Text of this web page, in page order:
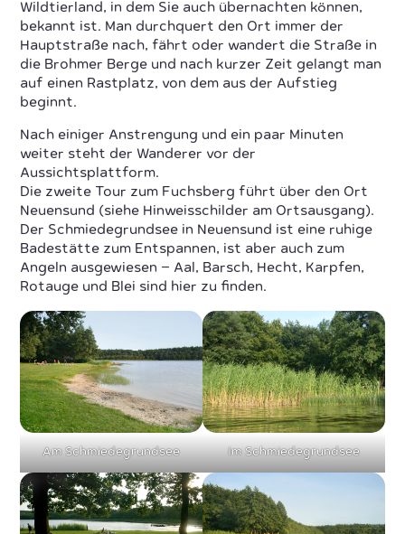
Wildtierland, in dem Sie auch übernachten können,
bekannt ist. Man durchquert den Ort immer der
Hauptstraße nach, fährt oder wandert die Straße in
die Brohmer Berge und nach kurzer Zeit gelangt man
auf einen Rastplatz, von dem aus der Aufstieg
beginnt.
Nach einiger Anstrengung und ein paar Minuten
weiter steht der Wanderer vor der
Aussichtsplattform.
Die zweite Tour zum Fuchsberg führt über den Ort
Neuensund (siehe Hinweisschilder am Ortsausgang).
Der Schmiedegrundsee in Neuensund ist eine ruhige
Badestätte zum Entspannen, ist aber auch zum
Angeln ausgewiesen – Aal, Barsch, Hecht, Karpfen,
Rotauge und Blei sind hier zu finden.
Am Schmiedegrundsee Im Schmiedegrundsee